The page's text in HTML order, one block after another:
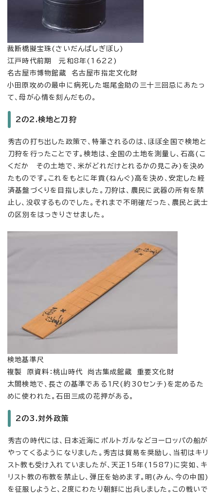
裁断橋擬宝珠(さいだんばしぎぼし)
江戸時代前期 元和8年(1622)
名古屋市博物館蔵 名古屋市指定文化財
小田原攻めの最中に病死した堀尾金助の三十三回忌にあたっ
て、母が心情を刻んだもの。
2の2.検地と刀狩
秀吉の打ち出した政策で、特筆されるのは、ほぼ全国で検地と
刀狩を行ったことです。検地は、全国の土地を測量し、石高(こ
くだか その土地で、米がどれだけとれるかの見こみ)を決め
たものです。これをもとに年貢(ねんぐ)高を決め、安定した経
済基盤づくりを目指しました。刀狩は、農民に武器の所有を禁
止し、没収するものでした。それまで不明確だった、農民と武士
の区別をはっきりさせました。
検地基準尺
複製 原資料：桃山時代 尚古集成館蔵 重要文化財
太閤検地で、長さの基準である1尺(約30センチ)を定めるた
めに使われた。石田三成の花押がある。
2の3.対外政策
秀吉の時代には、日本近海にポルトガルなどヨーロッパの船が
やってくるようになりました。秀吉は貿易を奨励し、当初はキリ
スト教も受け入れていましたが、天正15年(1587)に突如、キ
リスト教の布教を禁止し、弾圧を始めます。明(みん、今の中国)
を征服しようと、2度にわたり朝鮮に出兵しました。この戦いで